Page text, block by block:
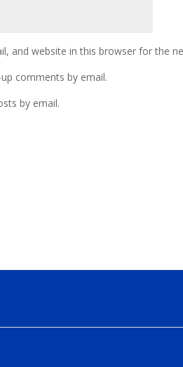
and website in this browser for the
comments by email.
by email.